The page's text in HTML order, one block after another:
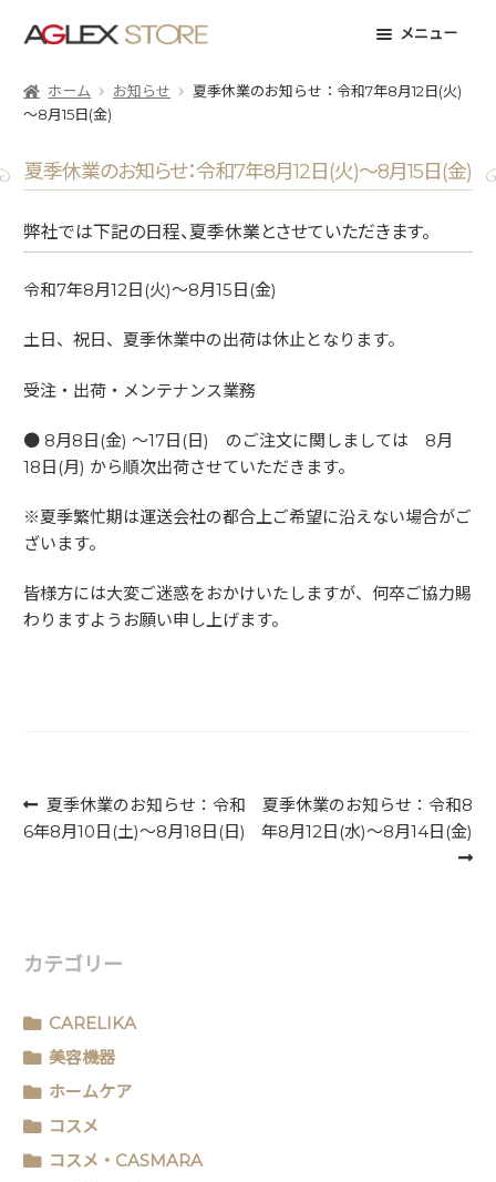
ナ
ビ
ー
ン
ス
ッ
コ
ン
ン
ス
ッ
メニュー
ホーム お知らせ
夏季休業のお知らせ：令和7年8月12日(火)
～8月15日(金)
夏季休業のお知らせ：令和7年8月12日(火)～8月15日(金)
弊社では下記の日程、夏季休業とさせていただきます。
令和7年8月12日(火)～8月15日(金)
土日、祝日、夏季休業中の出荷は休止となります。
受注・出荷・メンテナンス業務
● 8月8日(金) ～17日(日) のご注文に関しましては 8月
18日(月) から順次出荷させていただきます。
※夏季繁忙期は運送会社の都合上ご希望に沿えない場合がご
ざいます。
皆様方には大変ご迷惑をおかけいたしますが、何卒ご協力賜
わりますようお願い申し上げます。
投稿ナビゲーション
前
の
夏季休業のお知らせ：令和
6年8月10日(土)～8月18日(日)
次
の
夏季休業のお知らせ：令和8
年8月12日(水)～8月14日(金)
カテゴリー
CARELIKA
美容機器
ホームケア
コスメ
コスメ・CASMARA